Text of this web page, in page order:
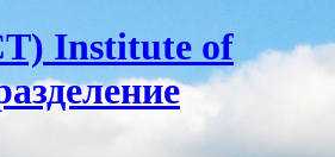
Institute of